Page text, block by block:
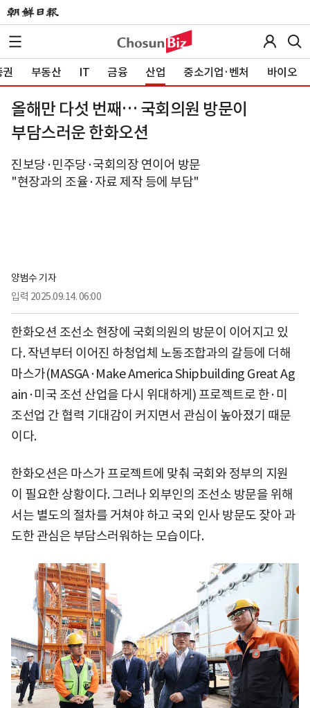
부동산 IT 금융 산업 중소기업·벤처 바이오
올해만 다섯 번째… 국회의원 방문이
부담스러운 한화오션
진보당·민주당·국회의장 연이어 방문
"현장과의 조율·자료 제작 등에 부담"
양범수 기자
입력 2025.09.14. 06:00
한화오션 조선소 현장에 국회의원의 방문이 이어지고 있
다. 작년부터 이어진 하청업체 노동조합과의 갈등에 더해
마스가(MASGA·Make America Shipbuilding Great Ag
ain·미국 조선 산업을 다시 위대하게) 프로젝트로 한·미
조선업 간 협력 기대감이 커지면서 관심이 높아졌기 때문
이다.
한화오션은 마스가 프로젝트에 맞춰 국회와 정부의 지원
이 필요한 상황이다. 그러나 외부인의 조선소 방문을 위해
서는 별도의 절차를 거쳐야 하고 국외 인사 방문도 잦아 과
도한 관심은 부담스러워하는 모습이다.